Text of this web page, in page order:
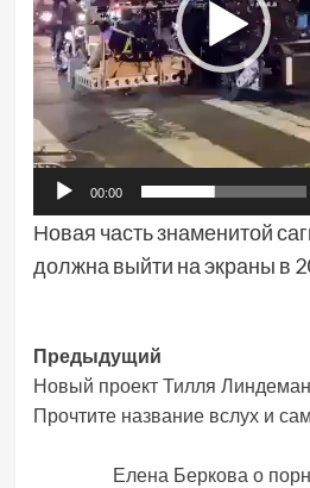
00:00
Новая часть знаменитой
должна выйти на экраны в
Навигация
записи
Предыдущий
Новый проект Тилля
Прочтите название вслух и
Елена Беркова о